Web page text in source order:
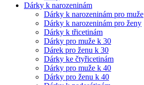
Dárky k narozeninám
Dárky k narozeninám pro muže
Dárky k narozeninám pro ženy
Dárky k třicetinám
Dárky pro muže k 30
Dárek pro ženu k 30
Dárky ke čtyřicetinám
Dárky pro muže k 40
Dárky pro ženu k 40